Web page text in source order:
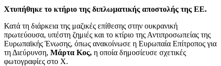
Χτυπήθηκε το κτήριο της διπλωματικής αποστολής της ΕΕ.
Κατά τη διάρκεια της μαζικές επίθεσης στην ουκρανική
πρωτεύουσα, υπέστη ζημιές και το κτίριο της Αντιπροσωπείας της
Ευρωπαϊκής Ένωσης, όπως ανακοίνωσε η Ευρωπαία Επίτροπος για
τη Διεύρυνση, Μάρτα Κος, η οποία δημοσίευσε σχετικές
φωτογραφίες στο X.